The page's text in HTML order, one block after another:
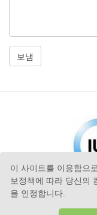
이 사이트를 이용함으
보정책에 따라 당신의
을 인정합니다.
저작권© Anatrack Ltd
리에게